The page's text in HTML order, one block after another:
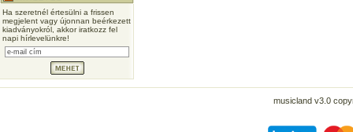
Ha szeretnél értesülni a frissen
megjelent vagy újonnan beérkezett
kiadványokról, akkor iratkozz fel
napi hírlevelünkre!
musicland v3.0